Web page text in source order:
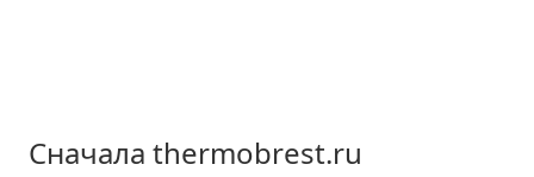
Сначала thermobrest.ru